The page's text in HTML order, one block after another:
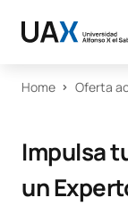
Home Oferta
Impulsa
un